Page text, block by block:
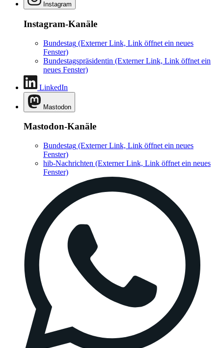
Instagram
Instagram-Kanäle
Bundestag (Externer Link, Link öffnet ein neues
Fenster)
Bundestagspräsidentin (Externer Link, Link öffnet ein
neues Fenster)
LinkedIn
Mastodon
Mastodon-Kanäle
Bundestag (Externer Link, Link öffnet ein neues
Fenster)
hib-Nachrichten (Externer Link, Link öffnet ein neues
Fenster)